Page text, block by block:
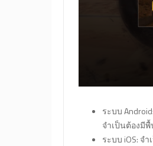
ระบบ
จำเป็นต้องมี
ระบบ iOS: จ